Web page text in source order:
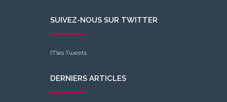
SUIVEZ-NOUS SUR TWITTER
Mes Tweets
DERNIERS ARTICLES